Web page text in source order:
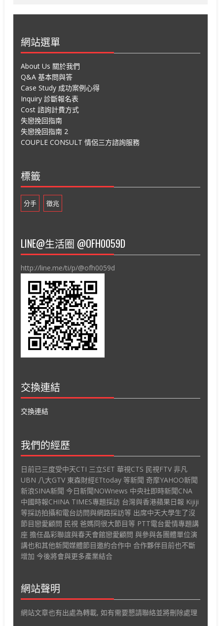
網站選單
About Us 關於我們
Q&A 基本問與答
Case Study 成功案例心得
Inquiry 診斷報名表
Cost 諮詢計費方式
失戀挽回指南
失戀挽回指南 2
COUPLE CONSULT 情侶三方諮詢服務
標籤
分手 徵兆
LINE@生活圈 @OFH0059D
http://line.me/ti/p/@ofh0059d
交換連結
交換連結
我們的經歷
日前已三度受中天CTI 三立SET 華視CTS 民視FTV 非凡
UBN 八大GTV 東森財經ETtoday 等新聞 奇摩YAHOO新聞
新浪SINA新聞 今日新聞NOWnews 中央社即時新聞CNA
中國時報CHINA TIMES專題採訪 台灣與香港蘋果日報 Kijiji
等採訪拍攝和電台訪問與網路採訪等 出席中天大學生了沒
節目戀愛顧問 民視 爸媽冏很大節目等 PTT電台愛情專題講
座 擔任晶彩聯誼與春天會館戀愛顧問 與參與各團體單位演
講也和其他新聞媒體節目邀約合作中 合作夥伴目前也不斷
增加 今後將會與更多產業結合
網站聲明
網站文章也有出處為轉載, 如有需要懇請聯絡並將刪除處理